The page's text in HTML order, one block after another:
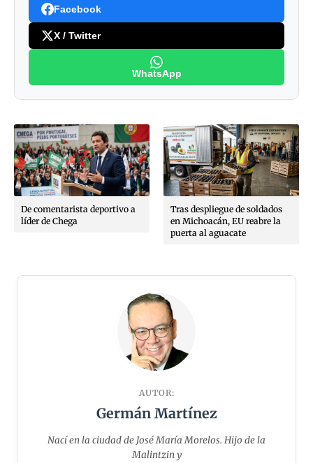
Facebook
X / Twitter
WhatsApp
De comentarista deportivo a
líder de Chega
Tras despliegue de soldados
en Michoacán, EU reabre la
puerta al aguacate
AUTOR:
Germán Martínez
Nací en la ciudad de José María Morelos. Hijo de la
Malintzin y